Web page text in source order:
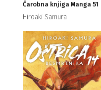
Čarobna knjiga Manga 51
Hiroaki Samura